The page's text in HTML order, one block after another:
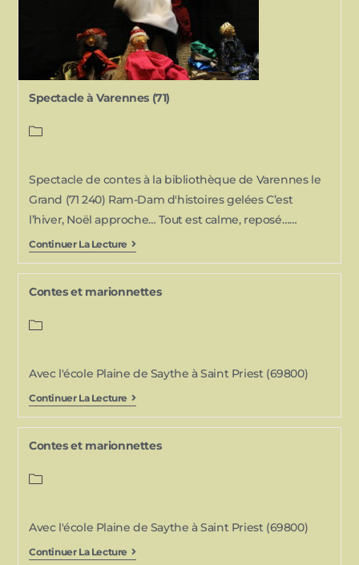
Spectacle à Varennes (71)
Spectacle de contes à la bibliothèque de Varennes le
Grand (71 240) Ram-Dam d'histoires gelées C’est
l’hiver, Noël approche… Tout est calme, reposé……
Continuer La Lecture
Contes et marionnettes
Avec l'école Plaine de Saythe à Saint Priest (69800)
Continuer La Lecture
Contes et marionnettes
Avec l'école Plaine de Saythe à Saint Priest (69800)
Continuer La Lecture